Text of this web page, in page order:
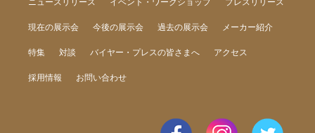
ニュースリリース イベント・ワークショップ プレスリリース
現在の展示会 今後の展示会 過去の展示会 メーカー紹介
特集 対談 バイヤー・プレスの皆さまへ アクセス
採用情報 お問い合わせ